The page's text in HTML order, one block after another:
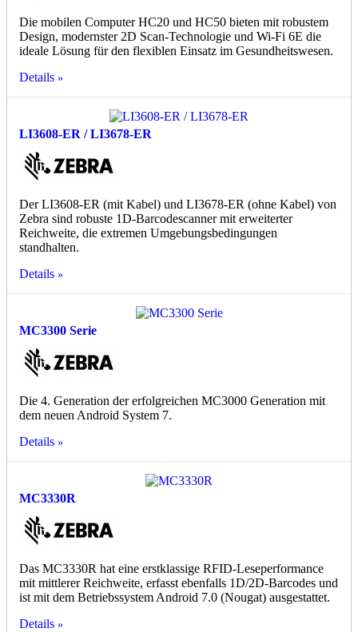
Die mobilen Computer HC20 und HC50 bieten mit robustem
Design, modernster 2D Scan-Technologie und Wi-Fi 6E die
ideale Lösung für den flexiblen Einsatz im Gesundheitswesen.
Details
LI3608-ER / LI3678-ER
Der LI3608-ER (mit Kabel) und LI3678-ER (ohne Kabel) von
Zebra sind robuste 1D-Barcodescanner mit erweiterter
Reichweite, die extremen Umgebungsbedingungen
standhalten.
Details
MC3300 Serie
Die 4. Generation der erfolgreichen MC3000 Generation mit
dem neuen Android System 7.
Details
MC3330R
Das MC3330R hat eine erstklassige RFID-Leseperformance
mit mittlerer Reichweite, erfasst ebenfalls 1D/2D-Barcodes und
ist mit dem Betriebssystem Android 7.0 (Nougat) ausgestattet.
Details